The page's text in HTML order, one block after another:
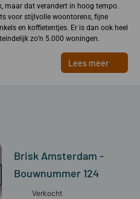
maar dat verandert in hoog tempo.
voor stijlvolle woontorens, fijne
en koffietentjes. Er is dan ook heel
zo’n 5.000 woningen.
Lees meer
Brisk Amsterdam -
Bouwnummer 124
Verkocht